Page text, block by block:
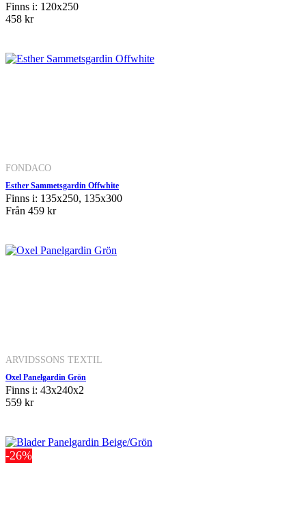
Finns i: 120x250
458 kr
FONDACO
Esther Sammetsgardin Offwhite
Finns i: 135x250, 135x300
Från 459 kr
ARVIDSSONS TEXTIL
Oxel Panelgardin Grön
Finns i: 43x240x2
559 kr
-26%